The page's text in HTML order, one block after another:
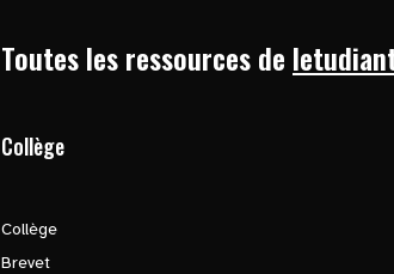
Toutes les ressources de
Collège
Collège
Brevet